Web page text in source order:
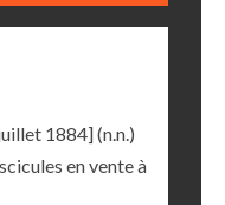
1884](n.n.)
en vente à